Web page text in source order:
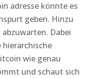
adresse könnte es
geben. Hinzu
Dabei
hierarchische
wie genau
und schaut sich